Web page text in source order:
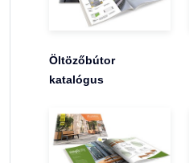
Öltözőbútor
katalógus